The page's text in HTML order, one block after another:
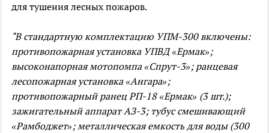
для тушения лесных пожаров.
"В стандартную комплектацию УПМ-300 включены:
противопожарная установка УПВД «Ермак»;
высоконапорная мотопомпа «Спрут-3»; ранцевая
лесопожарная установка «Ангара»;
противопожарный ранец РП-18 «Ермак» (3 шт.);
зажигательный аппарат АЗ-3; тубус смешивающий
«Рамбоджет»; металлическая емкость для воды (300